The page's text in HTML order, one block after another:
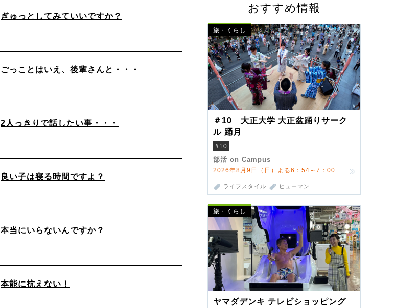
おすすめ情報
旅・くらし
＃10 大正大学 大正盆踊りサーク
ル 踊月
#10
部活 on Campus
2026年8月9日（日）よる6：54～7：00
ライフスタイル ヒューマン
旅・くらし
ヤマダデンキ テレビショッピング
ぎゅっとしてみていいですか？
ごっことはいえ、後輩さんと・・・
2人っきりで話したい事・・・
良い子は寝る時間ですよ？
本当にいらないんですか？
本能に抗えない！